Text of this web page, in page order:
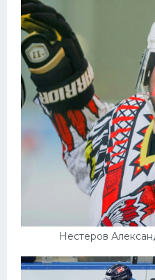
Нестеров